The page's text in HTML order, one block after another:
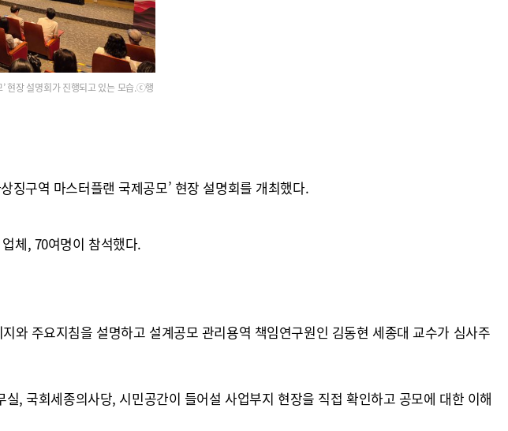
현장 설명회가 진행되고 있는 모습.ⓒ행
징구역 마스터플랜 국제공모’ 현장 설명회를 개최했다.
체, 70여명이 참석했다.
와 주요지침을 설명하고 설계공모 관리용역 책임연구원인 김동현 세종대 교수가 심사주
, 국회세종의사당, 시민공간이 들어설 사업부지 현장을 직접 확인하고 공모에 대한 이해